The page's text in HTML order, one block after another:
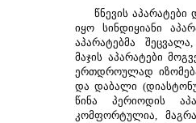
წნევის
იყო სინდიყიანი
აპარატებმა
მაჯის აპარატები
ერთდროულად
და დაბალი
წინა პერიოდის
კომფორტულია,